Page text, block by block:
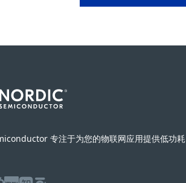
专注于为您的物联网应用提供低功耗